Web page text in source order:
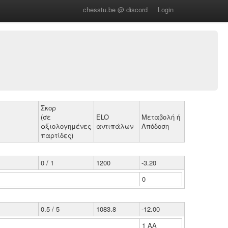
chesstu.be @ discord Login
Σκορ
(σε
αξιολογημένες
παρτίδες)
ELO
αντιπάλων
Μεταβολή ή
Απόδοση
0 / 1 1200
-3.20
0
0.5 / 5 1083.8
-12.00
1 ΑΑ